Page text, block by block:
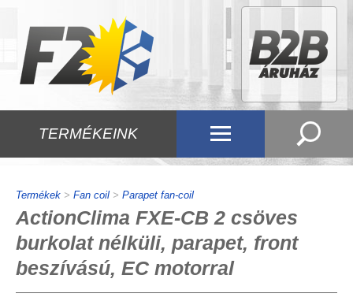
TERMÉKEINK
Termékek > Fan coil > Parapet fan-coil
ActionClima FXE-CB 2 csöves
burkolat nélküli, parapet, front
beszívású, EC motorral